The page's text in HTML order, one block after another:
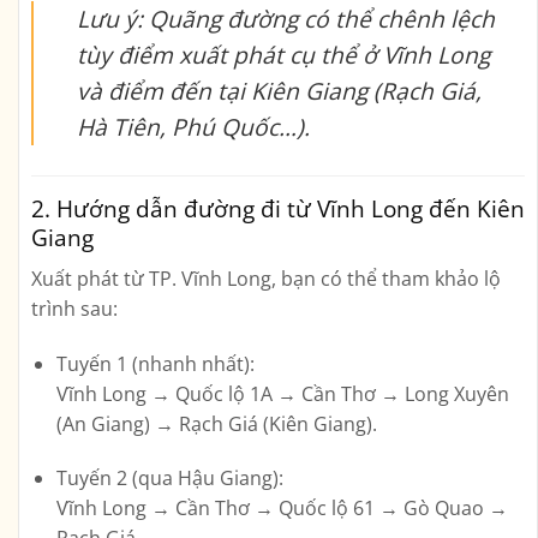
Lưu ý: Quãng đường có thể chênh lệch
tùy điểm xuất phát cụ thể ở Vĩnh Long
và điểm đến tại Kiên Giang (Rạch Giá,
Hà Tiên, Phú Quốc…).
2. Hướng dẫn đường đi từ Vĩnh Long đến Kiên
Giang
Xuất phát từTP. Vĩnh Long, bạn có thể tham khảo lộ
trình sau:
Tuyến 1 (nhanh nhất):
Vĩnh Long → Quốc lộ 1A → Cần Thơ → Long Xuyên
(An Giang) → Rạch Giá (Kiên Giang).
Tuyến 2 (qua Hậu Giang):
Vĩnh Long → Cần Thơ → Quốc lộ 61 → Gò Quao →